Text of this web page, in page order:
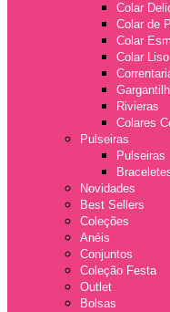
Colar
Colar de
Colar
Colar Liso
Rivieras
Colares
Pulseiras
Pulseiras
Novidades
Best Sellers
Coleções
Anéis
Conjuntos
Coleção Festa
Outlet
Bolsas